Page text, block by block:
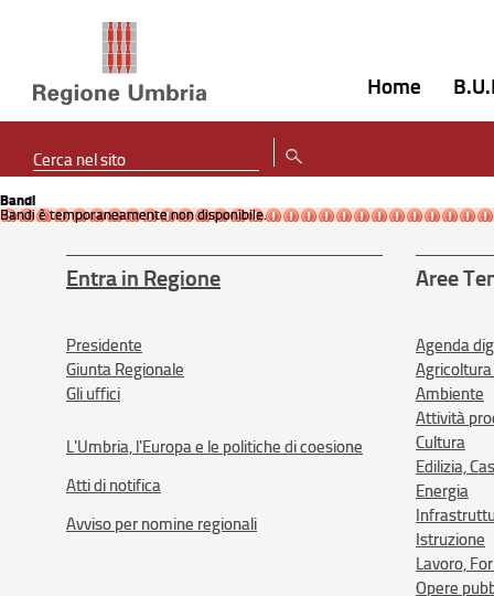
Home
Bandi
Bandi è temporaneamente non disponibile.
Entra in Regione
Presidente
Giunta Regionale
Gli uffici
L'Umbria, l'Europa e le politiche di coesione
Atti di notifica
Avviso per nomine regionali
Aree
Agenda
Ambiente
Attività
Cultura
Edilizia,
Energia
Istruzione
Lavoro,
Opere